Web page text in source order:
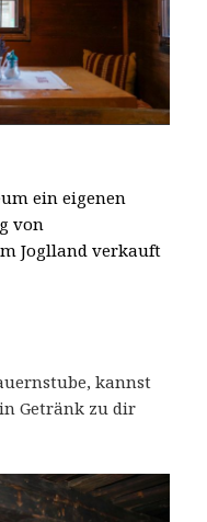
ein eigenen
von
Joglland verkauft
kannst
Getränk zu dir